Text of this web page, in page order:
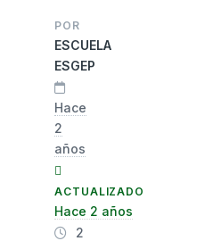
POR
ESCUELA
ESGEP
Hace
2
años
ACTUALIZADO
Hace 2 años
2